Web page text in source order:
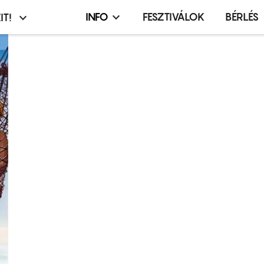
Infó,
INFO FESZTIVÁLOK BÉRLÉS